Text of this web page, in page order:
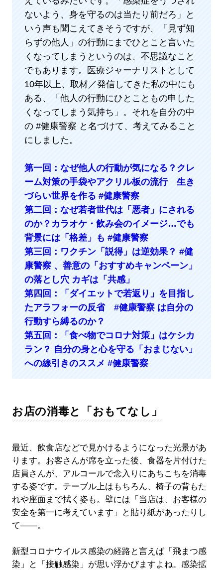
ないよう、身を守るのは当たり前だろ」と
いう声も聞こえてきそうですが、「見ず知
らずの他人」の行動にまでひとこと言いた
くなってしまうというのは、不思議なこと
でもあります。医療ジャーナリストとして
10年以上、取材／発信してきた私の中にも
ある、「他人の行動にひとこともの申した
くなってしまう気持ち」。それを自分の中
の #健康警察 と名づけて、考えてみること
にしました。
第一回：なぜ他人の行動が気になる？クレ
ーム対策の手袋やアクリル板の流行 生き
づらい世界を作る #健康警察
第二回：なぜ若者世代は「悪者」にされる
のか？カラオケ・飲み会のイメージ…でも
背景には「格差」も #健康警察
第三回：ワクチン「説得」は逆効果？ #健
康警察 、善意の「おすすめキャンペーン」
の落とし穴 カギは「共感」
第四回：「ダイエットで若返り」を目指し
たアラフォーの反省 #健康警察 は自分の
行動すら縛るのか？
第五回：「食べ物でコロナ対策」はケシカ
ラン？ 自分の身と心を守る「おまじない」
への線引きのススメ #健康警察
お店の消毒と「おもてなし」
最近、飲食店などで見かけるようになった光景があ
ります。お客さんが席を立った後、食器を片付けた
店員さんが、アルコールで念入りにあちこちを消毒
する姿です。テーブル上はもちろん、椅子の背もた
れや座面まで拭く姿も。壁には「当店は、お客様の
安全を第一に考えています」と貼り紙があったりし
て――。
新型コロナウイルス感染の経路と言えば「飛まつ感
染」と「接触感染」が思い浮かびますよね。感染拡